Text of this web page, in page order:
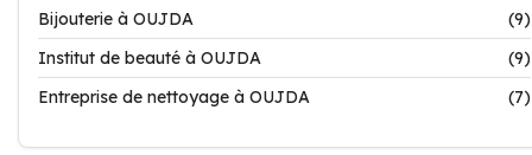
Bijouterie à OUJDA
(9)
Institut de beauté à OUJDA
(9)
Entreprise de nettoyage à OUJDA
(7)